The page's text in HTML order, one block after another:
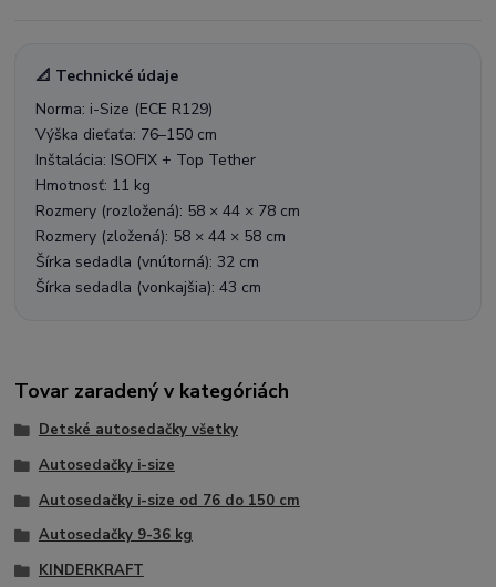
📐 Technické údaje
Norma: i-Size (ECE R129)
Výška dieťaťa: 76–150 cm
Inštalácia: ISOFIX + Top Tether
Hmotnosť: 11 kg
Rozmery (rozložená): 58 × 44 × 78 cm
Rozmery (zložená): 58 × 44 × 58 cm
Šírka sedadla (vnútorná): 32 cm
Šírka sedadla (vonkajšia): 43 cm
Tovar zaradený v kategóriách
Detské autosedačky všetky
Autosedačky i-size
Autosedačky i-size od 76 do 150 cm
Autosedačky 9-36 kg
KINDERKRAFT